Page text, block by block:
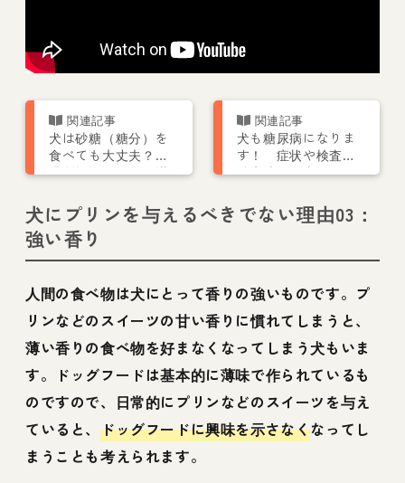
犬は砂糖（糖分）を
食べても大丈夫？
過剰摂取による肥満
犬も糖尿病になりま
す！ 症状や検査・
治療法、食事につい
犬にプリンを与えるべきでない理由03：
強い香り
人間の食べ物は犬にとって香りの強いものです。プ
リンなどのスイーツの甘い香りに慣れてしまうと、
薄い香りの食べ物を好まなくなってしまう犬もいま
す。ドッグフードは基本的に薄味で作られているも
のですので、日常的にプリンなどのスイーツを与え
ていると、 ドッグフードに興味を示さなくなってし
まうことも考えられます。